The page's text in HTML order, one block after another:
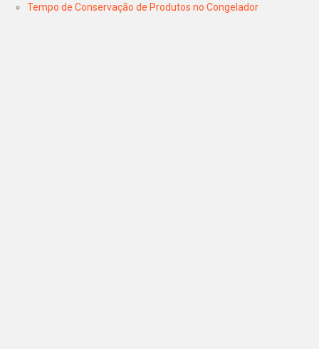
Tempo de Conservação de Produtos no Congelador